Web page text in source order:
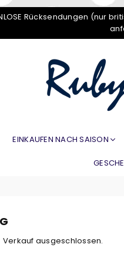
Rücksendungen
EINKAUFEN NACH SAISON
Verkauf ausgeschlossen.